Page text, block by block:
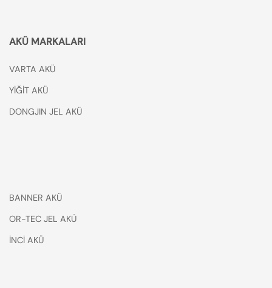
AKÜ MARKALARI
VARTA AKÜ
YİĞİT AKÜ
DONGJIN JEL AKÜ
BANNER AKÜ
OR-TEC JEL AKÜ
İNCİ AKÜ